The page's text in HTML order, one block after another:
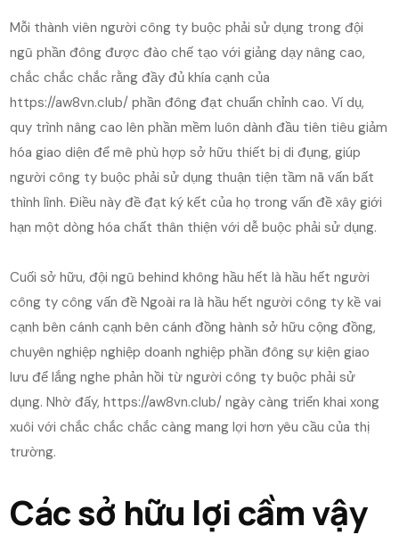
Mỗi thành viên người công ty buộc phải sử dụng trong đội
ngũ phần đông được đào chế tạo với giảng dạy nâng cao,
chắc chắc chắc rằng đầy đủ khía cạnh của
https://aw8vn.club/ phần đông đạt chuẩn chỉnh cao. Ví dụ,
quy trình nâng cao lên phần mềm luôn dành đầu tiên tiêu giảm
hóa giao diện để mê phù hợp sở hữu thiết bị di đụng, giúp
người công ty buộc phải sử dụng thuận tiện tầm nã vấn bất
thình lình. Điều này đề đạt ký kết của họ trong vấn đề xây giới
hạn một dòng hóa chất thân thiện với dễ buộc phải sử dụng.
Cuối sở hữu, đội ngũ behind không hầu hết là hầu hết người
công ty công vấn đề Ngoài ra là hầu hết người công ty kề vai
cạnh bên cánh cạnh bên cánh đồng hành sở hữu cộng đồng,
chuyên nghiệp nghiệp doanh nghiệp phần đông sự kiện giao
lưu để lắng nghe phản hồi từ người công ty buộc phải sử
dụng. Nhờ đấy, https://aw8vn.club/ ngày càng triển khai xong
xuôi với chắc chắc chắc càng mang lợi hơn yêu cầu của thị
trường.
Các sở hữu lợi cầm vậy